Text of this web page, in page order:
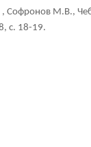
Софронов М.В.,
с. 18-19.